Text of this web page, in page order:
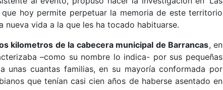
hoy permite perpetuar la memoria de este territorio
vida a la que les ha tocado habituarse.
kilometros de la cabecera municipal de Barrancas, en
–como su nombre lo indica- por sus pequeñas
unas cuantas familias, en su mayoría conformada por
que tenían casi cien años de haberse asentado en